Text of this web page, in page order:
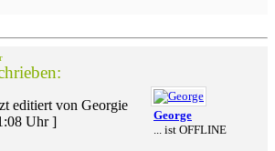
George
... ist OFFLINE
editiert von Georgie
Uhr ]